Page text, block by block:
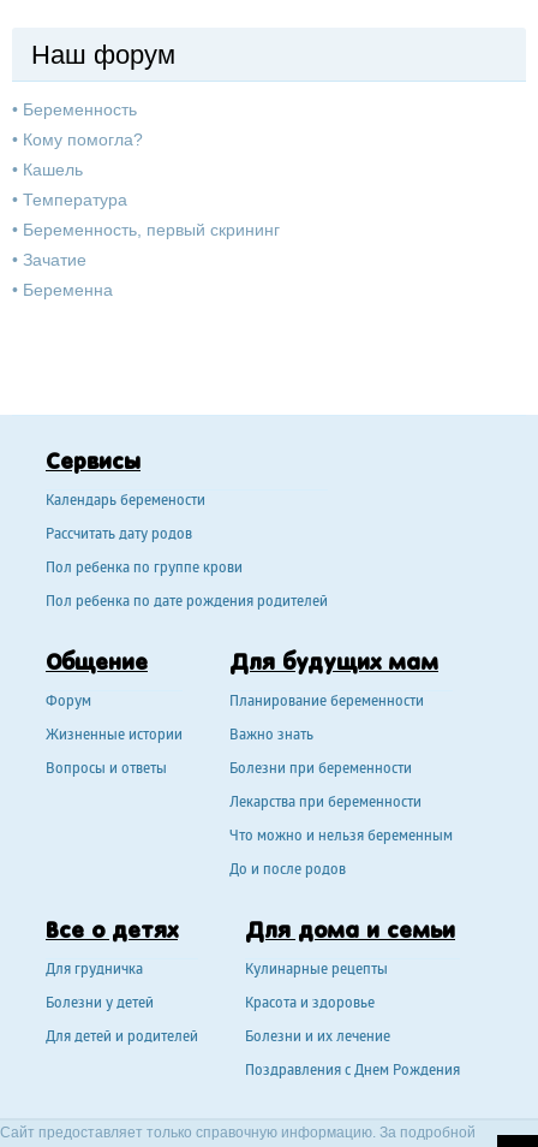
Наш форум
• Беременность
• Кому помогла?
• Кашель
• Температура
• Беременность, первый скрининг
• Зачатие
• Беременна
Сервисы
Календарь беремености
Рассчитать дату родов
Пол ребенка по группе крови
Пол ребенка по дате рождения родителей
Общение
Форум
Жизненные истории
Вопросы и ответы
Для будущих мам
Планирование беременности
Важно знать
Болезни при беременности
Лекарства при беременности
Что можно и нельзя беременным
До и после родов
Все о детях
Для грудничка
Болезни у детей
Для детей и родителей
Для дома и семьи
Кулинарные рецепты
Красота и здоровье
Болезни и их лечение
Поздравления с Днем Рождения
Сайт предоставляет только справочную информацию. За подробной